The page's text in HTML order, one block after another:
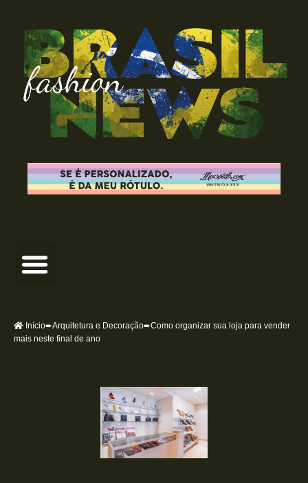
Início➨Arquitetura e Decoração➨Como organizar sua loja para vender
mais neste final de ano